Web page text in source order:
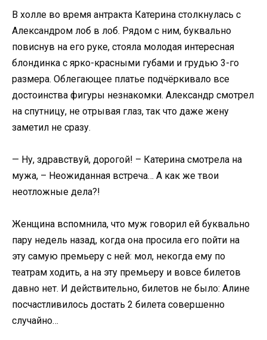
В холле во время антракта Катерина столкнулась с
Александром лоб в лоб. Рядом с ним, буквально
повиснув на его руке, стояла молодая интересная
блондинка с ярко-красными губами и грудью 3-го
размера. Облегающее платье подчёркивало все
достоинства фигуры незнакомки. Александр смотрел
на спутницу, не отрывая глаз, так что даже жену
заметил не сразу.
— Ну, здравствуй, дорогой! – Катерина смотрела на
мужа, – Неожиданная встреча… А как же твои
неотложные дела?!
Женщина вспомнила, что муж говорил ей буквально
пару недель назад, когда она просила его пойти на
эту самую премьеру с ней: мол, некогда ему по
театрам ходить, а на эту премьеру и вовсе билетов
давно нет. И действительно, билетов не было: Алине
посчастливилось достать 2 билета совершенно
случайно…